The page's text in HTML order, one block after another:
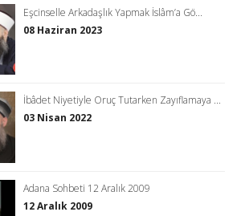
Eşcinselle Arkadaşlık Yapmak İslâm’a Gö...
08 Haziran 2023
İbâdet Niyetiyle Oruç Tutarken Zayıflamaya ...
03 Nisan 2022
Adana Sohbeti 12 Aralık 2009
12 Aralık 2009